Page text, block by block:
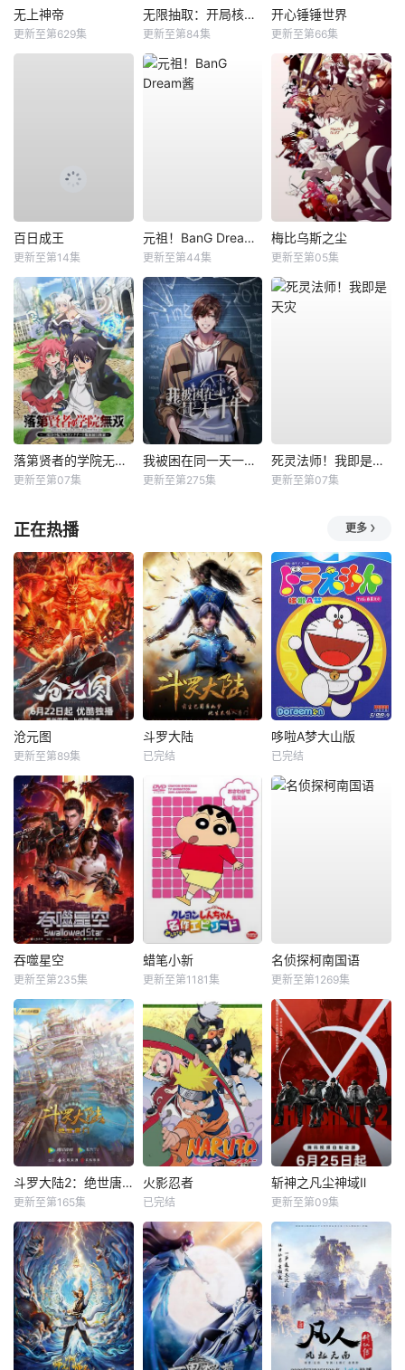
无上神帝
更新至第629集
无限抽取：开局核平修仙世界动态漫
更新至第84集
开心锤锤世界
更新至第66集
百日成王
更新至第14集
元祖！BanG Dream酱
更新至第44集
梅比乌斯之尘
更新至第05集
落第贤者的学院无双第二回转生，S等级作弊魔术师冒险记
更新至第07集
我被困在同一天一千年动态漫
更新至第275集
死灵法师！我即是天灾
更新至第07集
正在热播 更多
沧元图
更新至第89集
斗罗大陆
已完结
哆啦A梦大山版
已完结
吞噬星空
更新至第235集
蜡笔小新
更新至第1181集
名侦探柯南国语
更新至第1269集
斗罗大陆2：绝世唐门
更新至第165集
火影忍者
已完结
斩神之凡尘神域Ⅱ
更新至第09集